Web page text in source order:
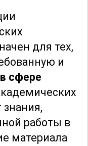
для тех,
и
сфере
знания,
работы в
материала